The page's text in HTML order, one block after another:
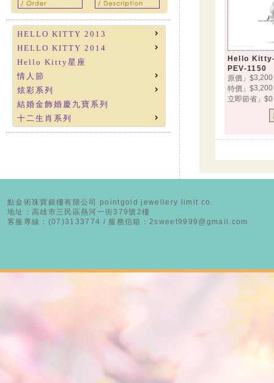
Hello
PEV-1150
原價」$3,200
特價」$3,200
立即節省」$0
HELLO KITTY 2013
HELLO KITTY 2014
Hello Kitty星座
情人節
炫彩系列
結婚金飾婚慶九寶系列
十二生肖系列
點金術珠寶銀樓有限公司 pointgold jewellery limit co.
地址：高雄市三民區熱河一街379號2樓
客服專線：(07)3133774 / 服務信箱：2sweet9999@gmail.com